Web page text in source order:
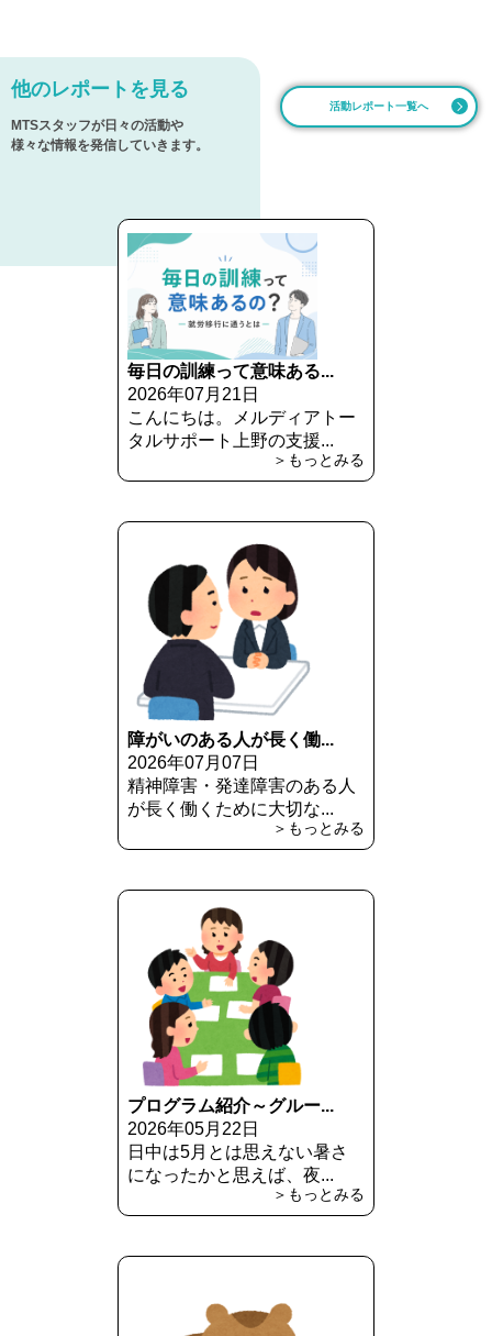
他のレポートを見る
MTSスタッフが日々の活動や
様々な情報を発信していきます。
活動レポート一覧へ
毎日の訓練って意味ある...
2026年07月21日
こんにちは。メルディアトー
タルサポート上野の支援...
＞もっとみる
障がいのある人が長く働...
2026年07月07日
精神障害・発達障害のある人
が長く働くために大切な...
＞もっとみる
プログラム紹介～グルー...
2026年05月22日
日中は5月とは思えない暑さ
になったかと思えば、夜...
＞もっとみる